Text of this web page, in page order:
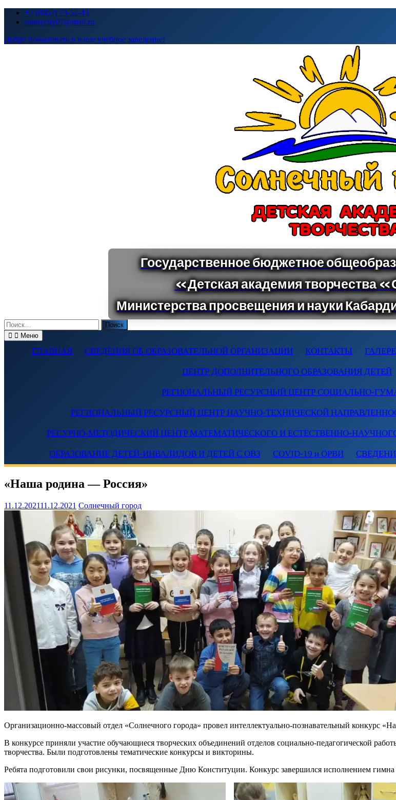
Перейти+7 (8662) 73-52-43
sunnycity07@mail.ru
Добро пожаловать в наше учебное заведение!
Поиск
по:
Меню
ГЛАВНАЯ СВЕДЕНИЯ ОБ ОБРАЗОВАТЕЛЬНОЙ ОРГАНИЗАЦИИ КОНТАКТЫ
ЦЕНТР ДОПОЛНИТЕЛЬНОГО ОБРАЗОВАНИЯ ДЕТЕЙ
РЕГИОНАЛЬНЫЙ РЕСУРСНЫЙ ЦЕНТР СОЦИАЛЬНО-
РЕГИОНАЛЬНЫЙ РЕСУРСНЫЙ ЦЕНТР НАУЧНО-ТЕХНИЧЕСКОЙ
РЕСУРНО-МЕТОДИЧЕСКИЙ ЦЕНТР МАТЕМАТИЧЕСКОГО И ЕСТЕСТВЕННО-
ОБРАЗОВАНИЕ ДЕТЕЙ-ИНВАЛИДОВ И ДЕТЕЙ С ОВЗ COVID-19 и ОРВИ
«Наша родина — Россия»
11.12.202111.12.2021 Солнечный город
Организационно-массовый отдел «Солнечного города» провел интеллектуально-познавательный конкурс
В конкурсе приняли участие обучающиеся творческих объединений отделов социально-педагогической
творчества. Были подготовлены тематические конкурсы и викторины.
Ребята подготовили свои рисунки, посвященные Дню Конституции. Конкурс завершился исполнением гимна